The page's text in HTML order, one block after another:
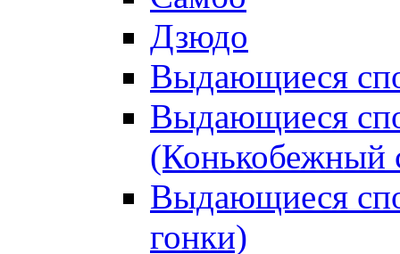
Дзюдо
Выдающиеся
Выдающиеся
(Конькобежный
Выдающиеся
гонки)